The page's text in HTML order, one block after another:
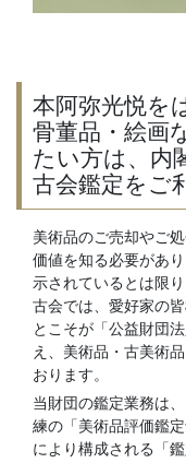
本阿弥光悦を
骨董品・絵画
たい方は、内
古会鑑定をご
美術品のご売却やご
価値を知る必要があ
示されているとは限
古会では、愛好家の
とこそが「公益財団
え、美術品・古美術
おります。
当財団の鑑定業務は
練の「美術品評価鑑
により構成される「